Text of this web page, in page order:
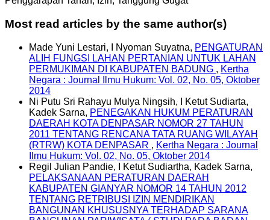
Most read articles by the same author(s)
Made Yuni Lestari, I Nyoman Suyatna, PENGATURAN
ALIH FUNGSI LAHAN PERTANIAN UNTUK LAHAN
PERMUKIMAN DI KABUPATEN BADUNG , Kertha
Negara : Journal Ilmu Hukum: Vol. 02, No. 05, Oktober
2014
Ni Putu Sri Rahayu Mulya Ningsih, I Ketut Sudiarta,
Kadek Sarna, PENEGAKAN HUKUM PERATURAN
DAERAH KOTA DENPASAR NOMOR 27 TAHUN
2011 TENTANG RENCANA TATA RUANG WILAYAH
(RTRW) KOTA DENPASAR , Kertha Negara : Journal
Ilmu Hukum: Vol. 02, No. 05, Oktober 2014
Regil Julian Pandie, I Ketut Sudiartha, Kadek Sarna,
PELAKSANAAN PERATURAN DAERAH
KABUPATEN GIANYAR NOMOR 14 TAHUN 2012
TENTANG RETRIBUSI IZIN MENDIRIKAN
BANGUNAN KHUSUSNYA TERHADAP SARANA